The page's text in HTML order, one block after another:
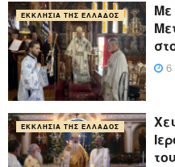
ΕΚΚΛΗΣΊΑ ΤΗΣ ΕΛΛΆΔΟΣ
Με
6
ΕΚΚΛΗΣΊΑ ΤΗΣ ΕΛΛΆΔΟΣ